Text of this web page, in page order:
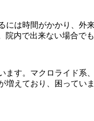
は時間がかかり、外
院内で出来ない場合で
す。マクロライド系
増えており、困って